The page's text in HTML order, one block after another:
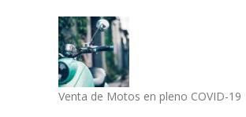
Venta de Motos en pleno COVID-19